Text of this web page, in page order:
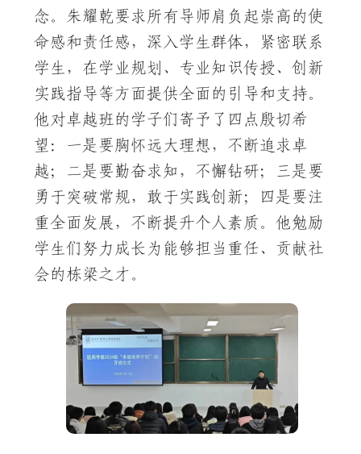
念。朱耀乾要求所有导师肩负起崇高的使
命感和责任感，深入学生群体，紧密联系
学生，在学业规划、专业知识传授、创新
实践指导等方面提供全面的引导和支持。
他对卓越班的学子们寄予了四点殷切希
望：一是要胸怀远大理想，不断追求卓
越；二是要勤奋求知，不懈钻研；三是要
勇于突破常规，敢于实践创新；四是要注
重全面发展，不断提升个人素质。他勉励
学生们努力成长为能够担当重任、贡献社
会的栋梁之才。